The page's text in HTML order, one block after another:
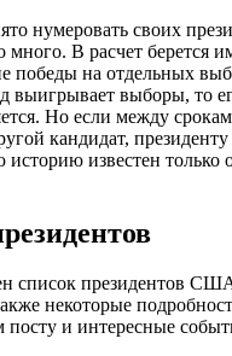
нумеровать своих
много. В расчет берется
победы на отдельных
выигрывает выборы, то
Но если между
кандидат, президенту
историю известен
список президентов
некоторые
посту и интересные